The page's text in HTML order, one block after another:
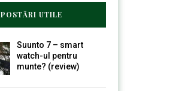
POSTĂRI UTILE
Suunto 7 – smart
watch-ul pentru
munte? (review)